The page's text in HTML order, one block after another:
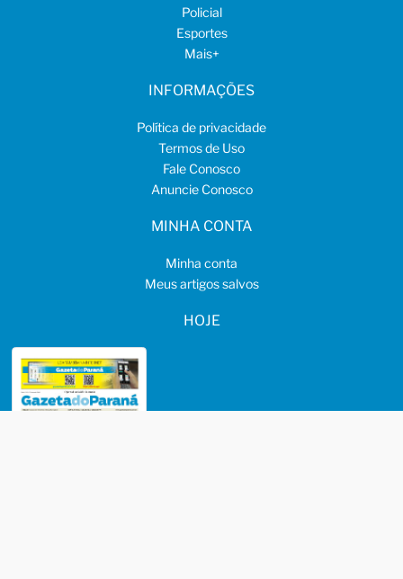
Policial
Esportes
Mais+
INFORMAÇÕES
Política de privacidade
Termos de Uso
Fale Conosco
Anuncie Conosco
MINHA CONTA
Minha conta
Meus artigos salvos
HOJE